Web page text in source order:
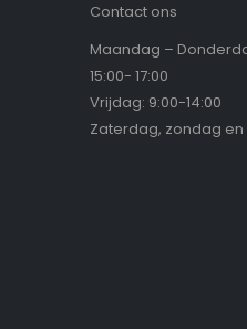
Contact ons
Maandag –
15:00- 17:00
Vrijdag: 9:00-14:00
Zaterdag, zondag